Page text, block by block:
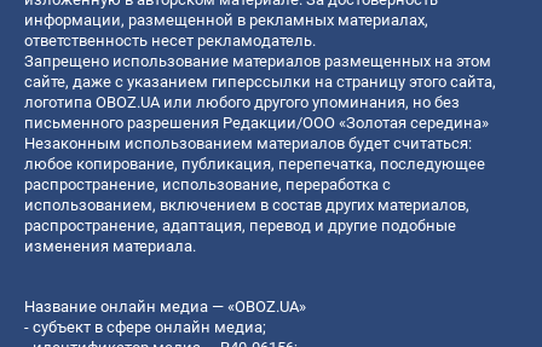
информации, размещенной в рекламных материалах,
ответственность несет рекламодатель.
Запрещено использование материалов размещенных на этом
сайте, даже с указанием гиперссылки на страницу этого сайта,
логотипа OBOZ.UA или любого другого упоминания, но без
письменного разрешения Редакции/ООО «Золотая середина»
Незаконным использованием материалов будет считаться:
любое копирование, публикация, перепечатка, последующее
распространение, использование, переработка с
использованием, включением в состав других материалов,
распространение, адаптация, перевод и другие подобные
изменения материала.
Название онлайн медиа — «OBOZ.UA»
- субъект в сфере онлайн медиа;